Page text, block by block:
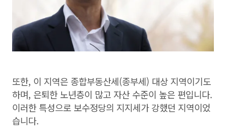
또한, 이 지역은 종합부동산세(종부세) 대상 지역이기도
하며, 은퇴한 노년층이 많고 자산 수준이 높은 편입니다.
이러한 특성으로 보수정당의 지지세가 강했던 지역이었
습니다.